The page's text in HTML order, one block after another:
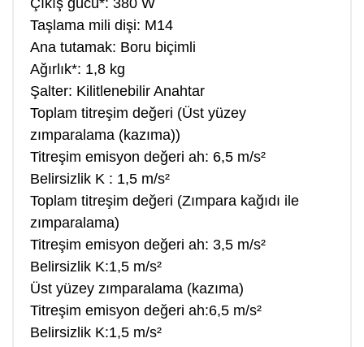
Çıkış gücü*: 380 W
Taşlama mili dişi: M14
Ana tutamak: Boru biçimli
Ağırlık*: 1,8 kg
Şalter: Kilitlenebilir Anahtar
Toplam titreşim değeri (Üst yüzey
zımparalama (kazıma))
Titreşim emisyon değeri ah: 6,5 m/s²
Belirsizlik K : 1,5 m/s²
Toplam titreşim değeri (Zımpara kağıdı ile
zımparalama)
Titreşim emisyon değeri ah: 3,5 m/s²
Belirsizlik K:1,5 m/s²
Üst yüzey zımparalama (kazıma)
Titreşim emisyon değeri ah:6,5 m/s²
Belirsizlik K:1,5 m/s²